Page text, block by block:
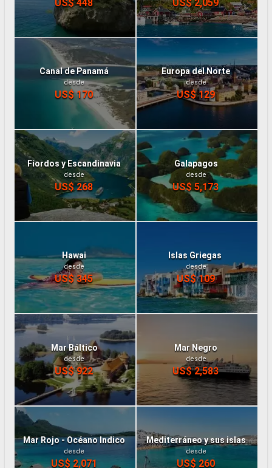
Canal de Panamá
desde
US$ 170
Europa del Norte
desde
US$ 129
Fiordos y Escandinavia
desde
US$ 268
Galapagos
desde
US$ 5,173
Hawai
desde
US$ 345
Islas Griegas
desde
US$ 109
Mar Báltico
desde
US$ 922
Mar Negro
desde
US$ 2,583
Mar Rojo - Océano Indico
desde
US$ 2,071
Mediterráneo y sus islas
desde
US$ 260